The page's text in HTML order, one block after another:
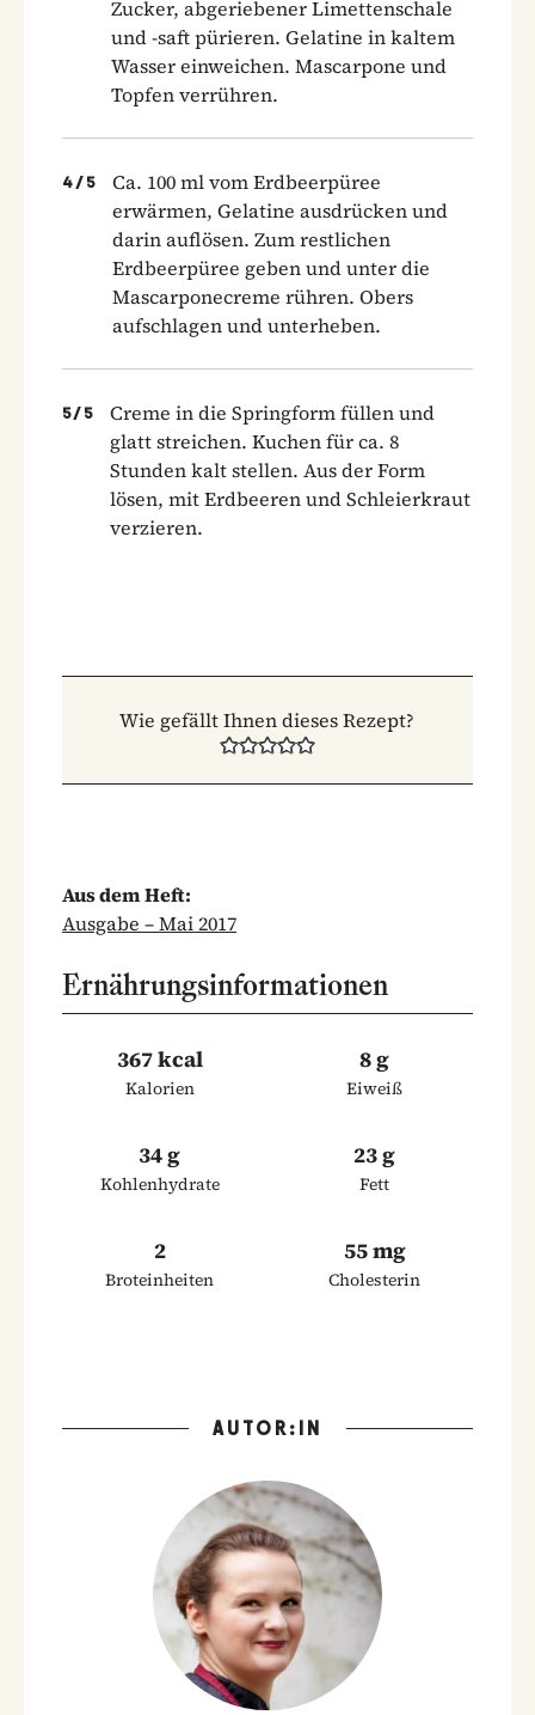
Zucker, abgeriebener Limettenschale
und -saft pürieren. Gelatine in kaltem
Wasser einweichen. Mascarpone und
Topfen verrühren.
4 / 5
Ca. 100 ml vom Erdbeerpüree
erwärmen, Gelatine ausdrücken und
darin auflösen. Zum restlichen
Erdbeerpüree geben und unter die
Mascarponecreme rühren. Obers
aufschlagen und unterheben.
5/ 5
Creme in die Springform füllen und
glatt streichen. Kuchen für ca. 8
Stunden kalt stellen. Aus der Form
lösen, mit Erdbeeren und Schleierkraut
verzieren.
Wie gefällt Ihnen dieses Rezept?
Aus dem Heft:
Ausgabe – Mai 2017
Ernährungsinformationen
367 kcal
Kalorien
8 g
Eiweiß
34 g
Kohlenhydrate
23 g
Fett
2
Broteinheiten
55 mg
Cholesterin
AUTOR:IN